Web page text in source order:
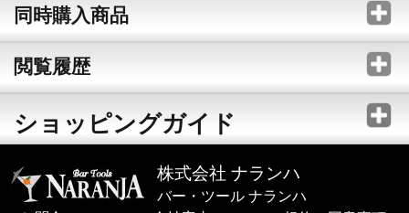
同時購入商品
閲覧履歴
ショッピングガイド
株式会社 ナランハ
バー・ツール ナランハ